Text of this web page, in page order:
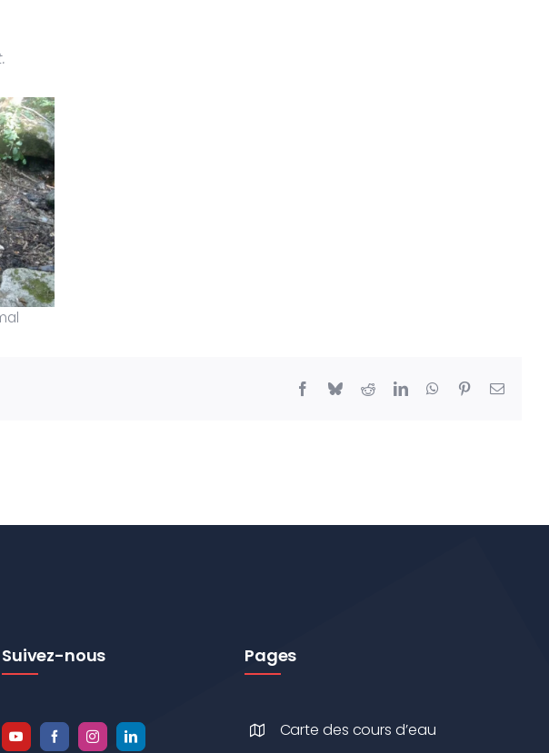
Facebook
BlueskyRedditLinkedInWhatsApp
PinterestEmail
Suivez-nous Pages
Carte des cours d’eau